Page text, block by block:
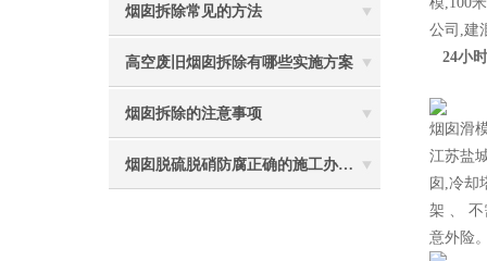
烟囱拆除常见的方法
高空废旧烟囱拆除有哪些实施方案
烟囱拆除的注意事项
烟囱脱硫脱硝防腐正确的施工办法由高空防腐公司说与你听
公司,建
24小
烟囱滑
江苏盐
囱,冷却
架 、 不
意外险